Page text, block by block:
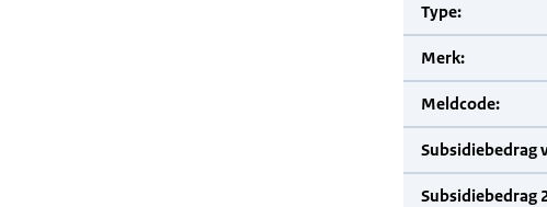
Type:
Merk:
Meldcode:
Subsidiebedrag
Subsidiebedrag